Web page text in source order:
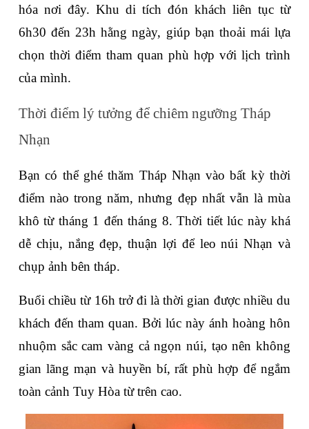
hóa nơi đây. Khu di tích đón khách liên tục từ
6h30 đến 23h hằng ngày, giúp bạn thoải mái lựa
chọn thời điểm tham quan phù hợp với lịch trình
của mình.
Thời điểm lý tưởng để chiêm ngưỡng Tháp
Nhạn
Bạn có thể ghé thăm Tháp Nhạn vào bất kỳ thời
điểm nào trong năm, nhưng đẹp nhất vẫn là mùa
khô từ tháng 1 đến tháng 8. Thời tiết lúc này khá
dễ chịu, nắng đẹp, thuận lợi để leo núi Nhạn và
chụp ảnh bên tháp.
Buổi chiều từ 16h trở đi là thời gian được nhiều du
khách đến tham quan. Bởi lúc này ánh hoàng hôn
nhuộm sắc cam vàng cả ngọn núi, tạo nên không
gian lãng mạn và huyền bí, rất phù hợp để ngắm
toàn cảnh Tuy Hòa từ trên cao.